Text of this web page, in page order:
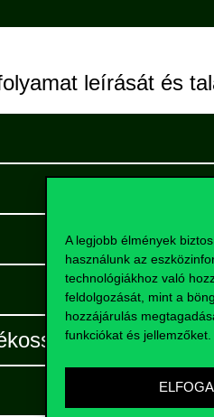
A legjobb élmények
használunk az
technológiákhoz való
feldolgozását, mint a
hozzájárulás
funkciókat és jellemzőket.
leírását és
élők részére